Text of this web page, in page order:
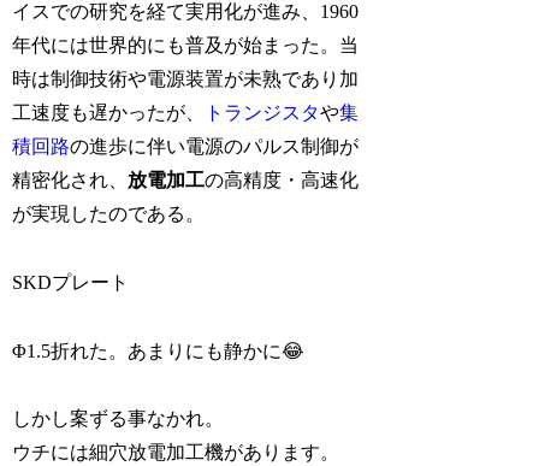
イスでの研究を経て実用化が進み、1960
年代には世界的にも普及が始まった。当
時は制御技術や電源装置が未熟であり加
工速度も遅かったが、
トランジスタや集
積回路の進歩に伴い電源のパルス制御が
精密化され、 放電加工の高精度・高速化
が実現したのである。
SKDプレート
Φ1.5折れた。あまりにも静かに😂
しかし案ずる事なかれ。
ウチには細穴放電加工機があります。